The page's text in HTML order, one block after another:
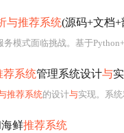
与推荐系统(源码+文档
模式面临挑战。基于Python+
荐系统管理系统设计与
推荐系统的设计与实现。系统利用MySQL进行数
鲜推荐系统